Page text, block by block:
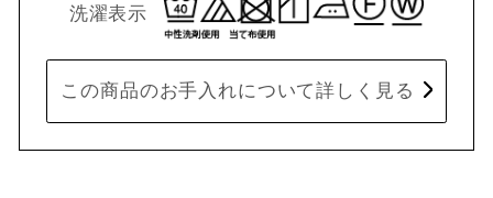
洗濯表示
この商品のお手入れについて詳しく見る